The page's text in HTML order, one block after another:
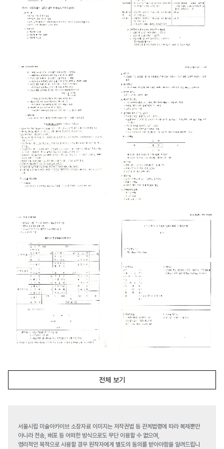
전체 보기
서울시립 미술아카이브 소장자료 이미지는 저작권법 등 관계법령에 따라 복제뿐만
아니라 전송, 배포 등 어떠한 방식으로도 무단 이용할 수 없으며,
영리적인 목적으로 사용할 경우 원작자에게 별도의 동의를 받아야함을 알려드립니